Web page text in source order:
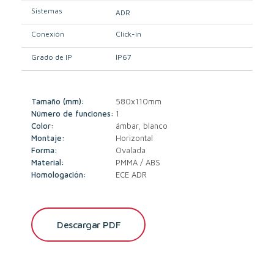
Sistemas ADR
Conexión Click-in
Grado de IP IP67
Tamaño (mm):
580x110mm
Número de funciones: 1
Color:
ámbar, blanco
Montaje:
Horizontal
Forma:
Ovalada
Material:
PMMA / ABS
Homologación:
ECE ADR
Descargar PDF